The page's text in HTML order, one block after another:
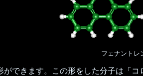
フェナントレ
できます。この形をした分子は「